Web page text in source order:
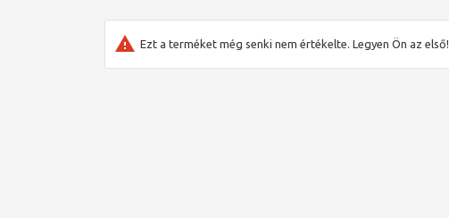
Ezt a terméket még senki nem értékelte. Legyen Ön az első!